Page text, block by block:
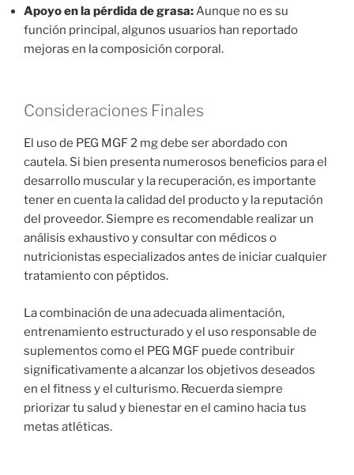
Apoyo en la pérdida de grasa:Aunque no es su
función principal, algunos usuarios han reportado
mejoras en la composición corporal.
Consideraciones Finales
El uso de PEG MGF 2 mg debe ser abordado con
cautela. Si bien presenta numerosos beneficios para el
desarrollo muscular y la recuperación, es importante
tener en cuenta la calidad del producto y la reputación
del proveedor. Siempre es recomendable realizar un
análisis exhaustivo y consultar con médicos o
nutricionistas especializados antes de iniciar cualquier
tratamiento con péptidos.
La combinación de una adecuada alimentación,
entrenamiento estructurado y el uso responsable de
suplementos como el PEG MGF puede contribuir
significativamente a alcanzar los objetivos deseados
en el fitness y el culturismo. Recuerda siempre
priorizar tu salud y bienestar en el camino hacia tus
metas atléticas.